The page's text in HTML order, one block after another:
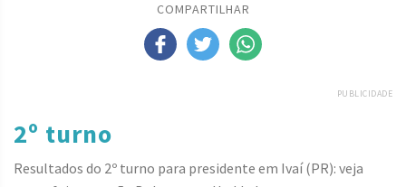
COMPARTILHAR
PUBLICIDADE
2º turno
Resultados do 2º turno para presidente em Ivaí (PR): veja